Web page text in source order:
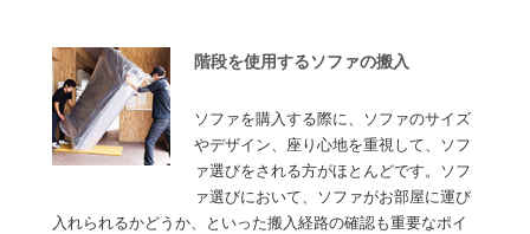
階段を使用するソファの搬入
ソファを購入する際に、ソファのサイズ
やデザイン、座り心地を重視して、ソフ
ァ選びをされる方がほとんどです。ソフ
ァ選びにおいて、ソファがお部屋に運び
入れられるかどうか、といった搬入経路の確認も重要なポイ